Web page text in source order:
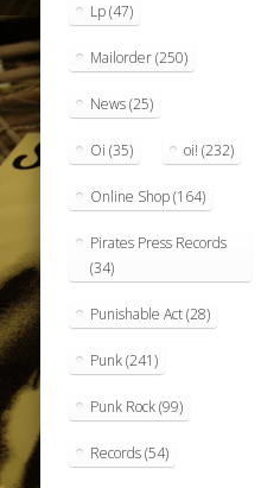
Lp(47)
Mailorder(250)
News(25)
Oi (35) oi! (232)
Online Shop(164)
Pirates Press Records
(34)
Punishable Act(28)
Punk(241)
Punk Rock(99)
Records(54)